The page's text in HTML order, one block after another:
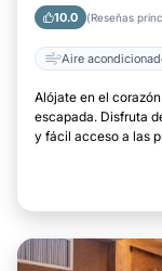
10.0 (Reseñas
Aire
Alójate en el
escapada. Disfruta
y fácil acceso a las